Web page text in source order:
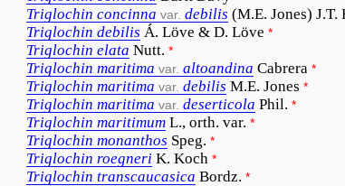
Triglochin concinna var. debilis (M.E. Jones) J.T.
Triglochin debilis Á. Löve & D. Löve *
Triglochin elata Nutt. *
Triglochin maritima var. altoandina Cabrera *
Triglochin maritima var. debilis M.E. Jones *
Triglochin maritima var. deserticola Phil. *
Triglochin maritimum L., orth. var. *
Triglochin monanthos Speg. *
Triglochin roegneri K. Koch *
Triglochin transcaucasica Bordz. *